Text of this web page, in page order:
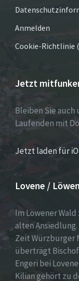
Anmelden
Cookie-Richtlinie
Jetzt
Bleiben Sie
Laufenden mit
Jetzt laden für
Lovene / Löwen
Im Löwener
alten
Zeit Würzburger
überträgt
Engeri bei
Kilian gehört zu